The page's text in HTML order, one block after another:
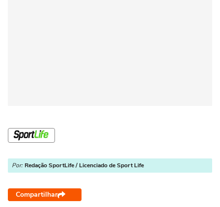
Por: Redação SportLife / Licenciado de Sport Life
Compartilhar